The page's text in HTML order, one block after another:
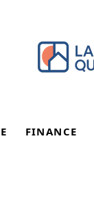
FINANCE